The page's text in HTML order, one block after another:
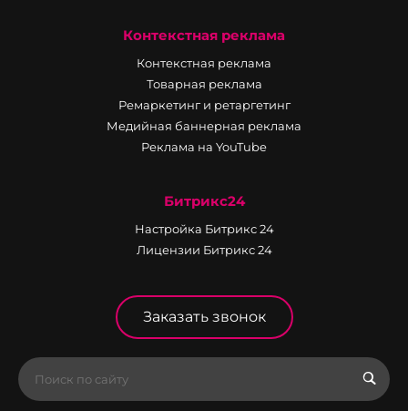
Контекстная реклама
Контекстная реклама
Товарная реклама
Ремаркетинг и ретаргетинг
Медийная баннерная реклама
Реклама на YouTube
Битрикс24
Настройка Битрикс 24
Лицензии Битрикс 24
Заказать звонок